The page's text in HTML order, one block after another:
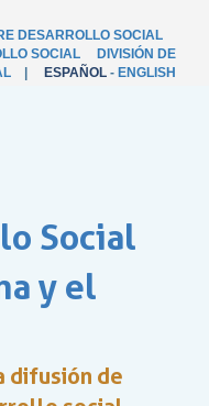
DESARROLLO SOCIAL
SOCIAL
DIVISIÓN DE
ESPAÑOL - ENGLISH
Social
y el
difusión de